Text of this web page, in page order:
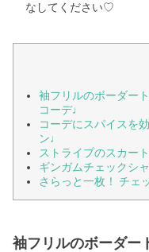
なしてください♡
袖フリルのボーダー
コーデ♩
コーデにスパイスを
ン♩
ストライプのスカー
ギンガムチェックシ
さらっと一枚！ チェ
袖フリルのボーダー